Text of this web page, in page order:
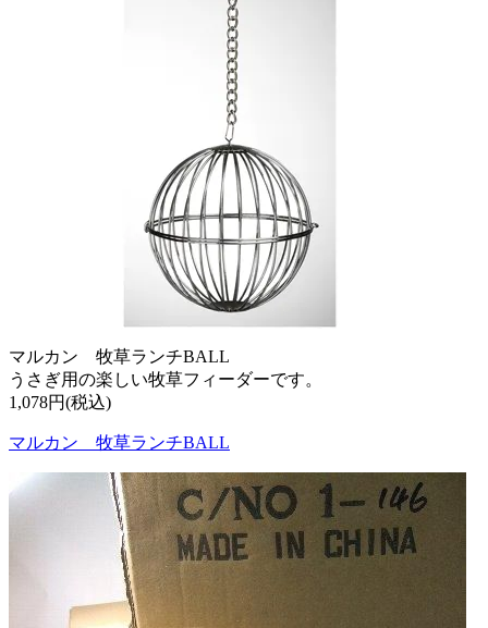
マルカン 牧草ランチBALL
うさぎ用の楽しい牧草フィーダーです。
1,078円(税込)
マルカン 牧草ランチBALL